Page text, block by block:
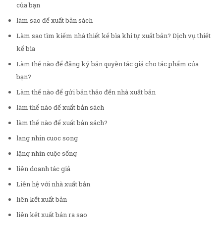
của bạn
làm sao để xuất bản sách
Làm sao tìm kiếm nhà thiết kế bìa khi tự xuất bản? Dịch vụ thiết
kế bìa
Làm thế nào để đăng ký bản quyền tác giả cho tác phẩm của
bạn?
Làm thế nào để gửi bản thảo đến nhà xuất bản
làm thế nào để xuất bản sách
làm thế nào để xuất bản sách?
lang nhin cuoc song
lặng nhìn cuộc sống
liên doanh tác giả
Liên hệ với nhà xuất bản
liên kết xuất bản
liên kết xuất bản ra sao